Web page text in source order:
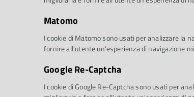
Matomo
I cookie di Matomo sono usati per analizzare la
fornire all'utente un'esperienza di navigazione
Google Re-Captcha
I cookie di Google Re-Captcha sono usati per